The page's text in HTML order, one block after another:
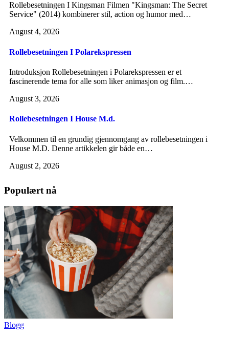
Rollebesetningen I Kingsman Filmen "Kingsman: The Secret
Service" (2014) kombinerer stil, action og humor med…
August 4, 2026
Rollebesetningen I Polarekspressen
Introduksjon Rollebesetningen i Polarekspressen er et
fascinerende tema for alle som liker animasjon og film.…
August 3, 2026
Rollebesetningen I House M.d.
Velkommen til en grundig gjennomgang av rollebesetningen i
House M.D. Denne artikkelen gir både en…
August 2, 2026
Populært nå
Blogg